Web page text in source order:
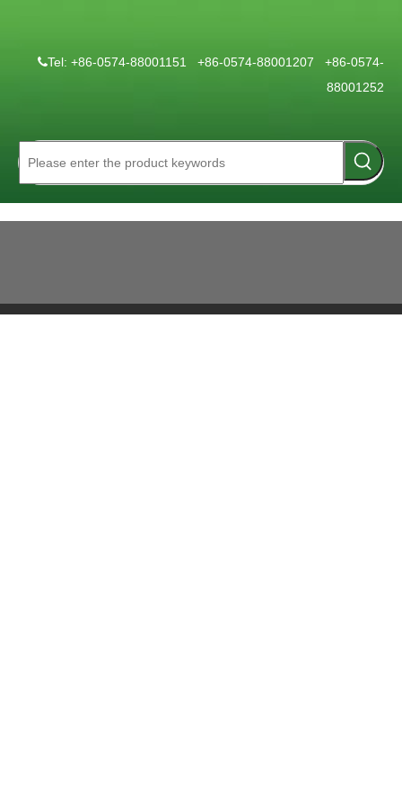
Tel: +86-0574-88001151 +86-0574-88001207 +86-0574-
88001252